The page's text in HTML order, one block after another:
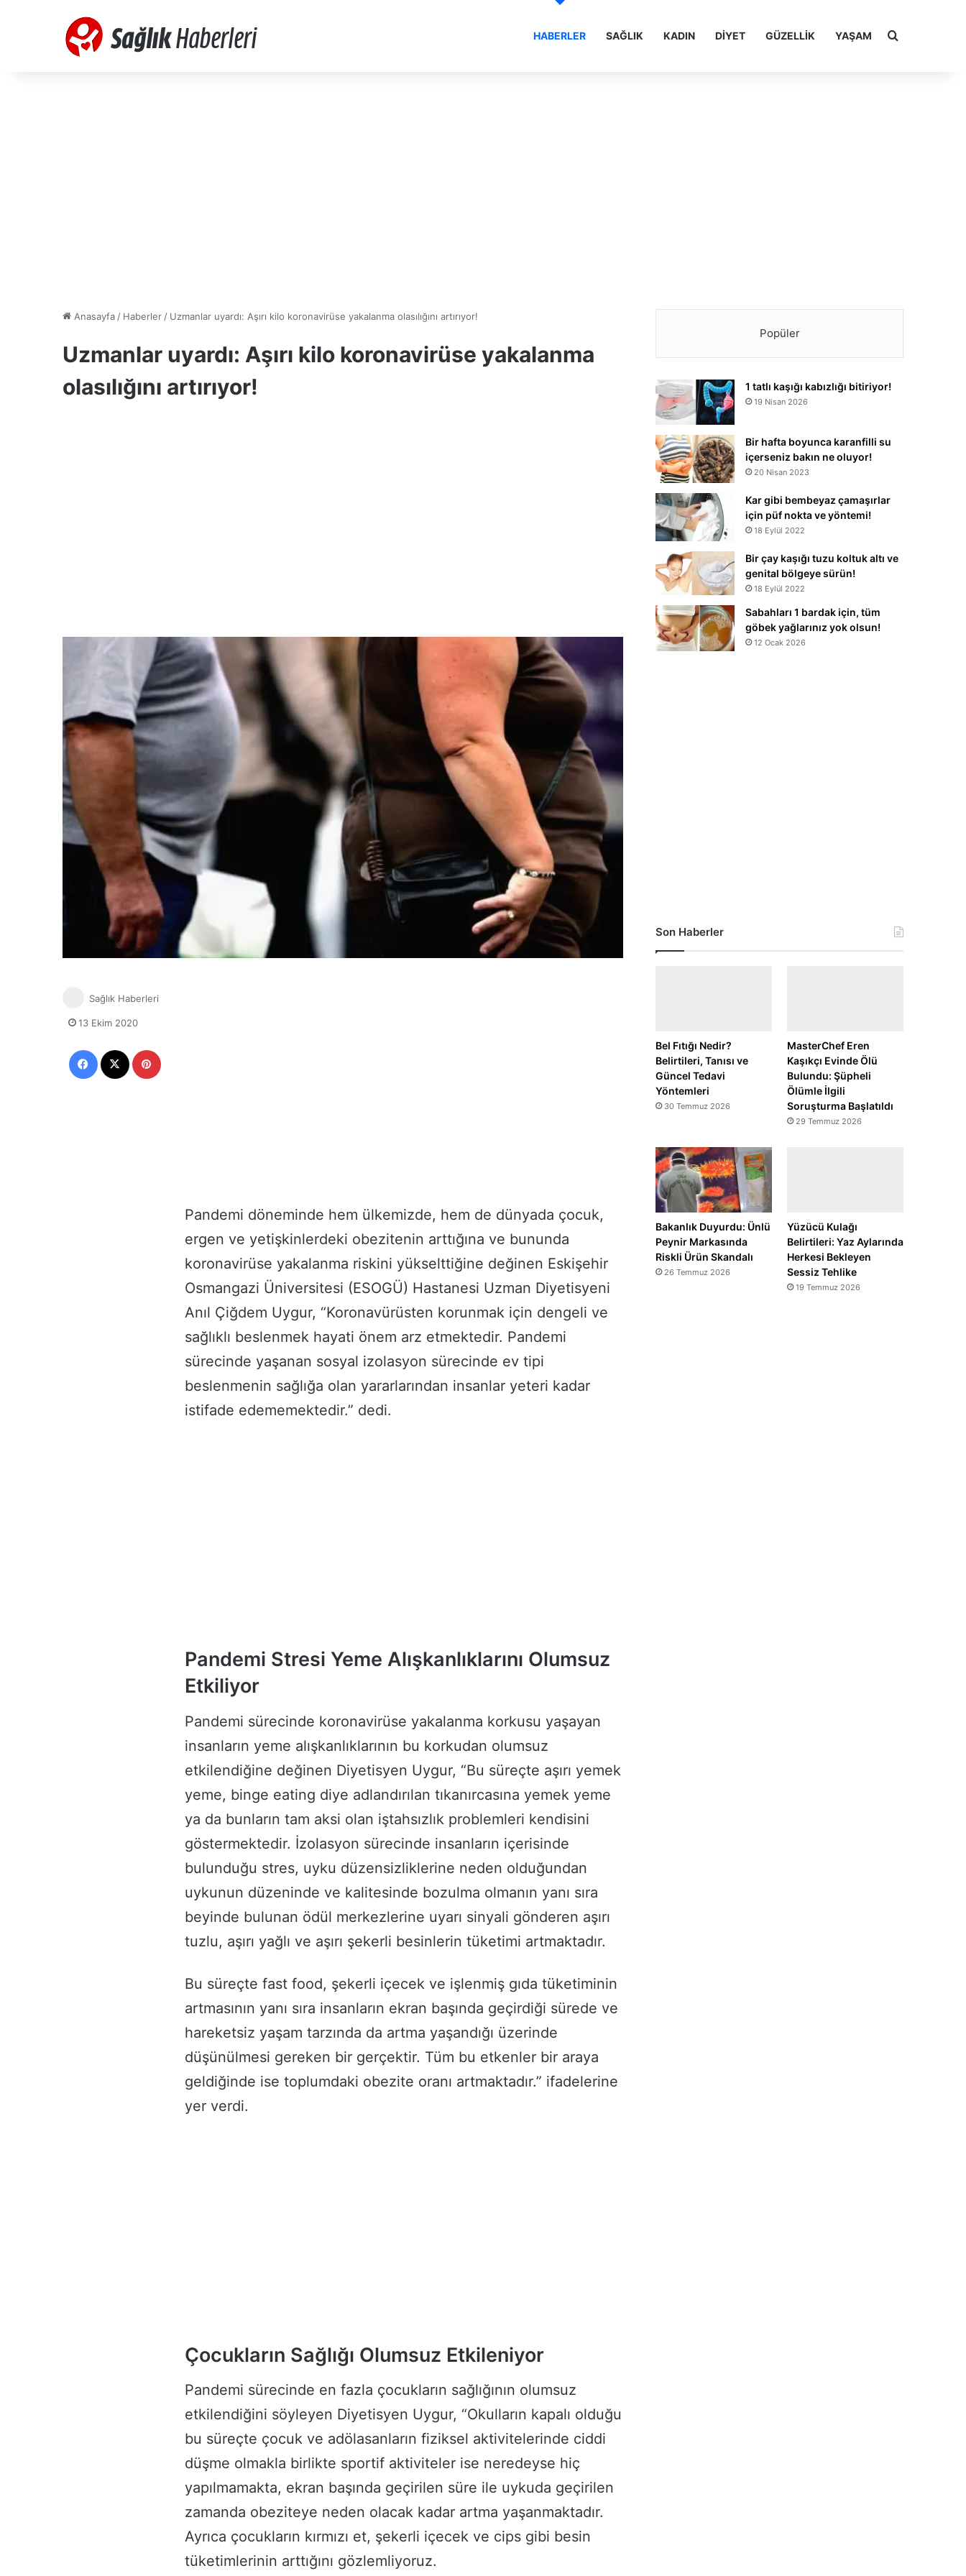
HABERLER SAĞLIK KADIN DIYET GÜZELLIK YAŞAM Arama yap
Anasayfa / Haberler / Uzmanlar uyardı: Aşırı kilo koronavirüse yakalanma olasılığını artırıyor!
Uzmanlar uyardı: Aşırı kilo koronavirüse yakalanma
olasılığını artırıyor!
Pandemi döneminde hem ülkemizde, hem de dünyada çocuk,
ergen ve yetişkinlerdeki obezitenin arttığına ve bununda
koronavirüse yakalanma riskini yükselttiğine değinen Eskişehir
Osmangazi Üniversitesi (ESOGÜ) Hastanesi Uzman Diyetisyeni
Anıl Çiğdem Uygur, “Koronavürüsten korunmak için dengeli ve
sağlıklı beslenmek hayati önem arz etmektedir. Pandemi
sürecinde yaşanan sosyal izolasyon sürecinde ev tipi
beslenmenin sağlığa olan yararlarından insanlar yeteri kadar
istifade edememektedir.” dedi.
Pandemi Stresi Yeme Alışkanlıklarını Olumsuz
Etkiliyor
Pandemi sürecinde koronavirüse yakalanma korkusu yaşayan
insanların yeme alışkanlıklarının bu korkudan olumsuz
etkilendiğine değinen Diyetisyen Uygur, “Bu süreçte aşırı yemek
yeme, binge eating diye adlandırılan tıkanırcasına yemek yeme
ya da bunların tam aksi olan iştahsızlık problemleri kendisini
göstermektedir. İzolasyon sürecinde insanların içerisinde
bulunduğu stres, uyku düzensizliklerine neden olduğundan
uykunun düzeninde ve kalitesinde bozulma olmanın yanı sıra
beyinde bulunan ödül merkezlerine uyarı sinyali gönderen aşırı
tuzlu, aşırı yağlı ve aşırı şekerli besinlerin tüketimi artmaktadır.
Bu süreçte fast food, şekerli içecek ve işlenmiş gıda tüketiminin
artmasının yanı sıra insanların ekran başında geçirdiği sürede ve
hareketsiz yaşam tarzında da artma yaşandığı üzerinde
düşünülmesi gereken bir gerçektir. Tüm bu etkenler bir araya
geldiğinde ise toplumdaki obezite oranı artmaktadır.” ifadelerine
yer verdi.
Çocukların Sağlığı Olumsuz Etkileniyor
Pandemi sürecinde en fazla çocukların sağlığının olumsuz
etkilendiğini söyleyen Diyetisyen Uygur, “Okulların kapalı olduğu
bu süreçte çocuk ve adölasanların fiziksel aktivitelerinde ciddi
düşme olmakla birlikte sportif aktiviteler ise neredeyse hiç
yapılmamakta, ekran başında geçirilen süre ile uykuda geçirilen
zamanda obeziteye neden olacak kadar artma yaşanmaktadır.
Ayrıca çocukların kırmızı et, şekerli içecek ve cips gibi besin
tüketimlerinin arttığını gözlemliyoruz.
Sağlık Haberleri
13 Ekim 2020
Popüler
1 tatlı kaşığı kabızlığı bitiriyor!
19 Nisan 2026
Bir hafta boyunca karanfilli su
içerseniz bakın ne oluyor!
20 Nisan 2023
Kar gibi bembeyaz çamaşırlar
için püf nokta ve yöntemi!
18 Eylül 2022
Bir çay kaşığı tuzu koltuk altı ve
genital bölgeye sürün!
18 Eylül 2022
Sabahları 1 bardak için, tüm
göbek yağlarınız yok olsun!
12 Ocak 2026
Son Haberler
Bel Fıtığı Nedir?
Belirtileri, Tanısı ve
Güncel Tedavi
Yöntemleri
30 Temmuz 2026
MasterChef Eren
Kaşıkçı Evinde Ölü
Bulundu: Şüpheli
Ölümle İlgili
Soruşturma Başlatıldı
29 Temmuz 2026
Bakanlık Duyurdu: Ünlü
Peynir Markasında
Riskli Ürün Skandalı
26 Temmuz 2026
Yüzücü Kulağı
Belirtileri: Yaz Aylarında
Herkesi Bekleyen
Sessiz Tehlike
19 Temmuz 2026